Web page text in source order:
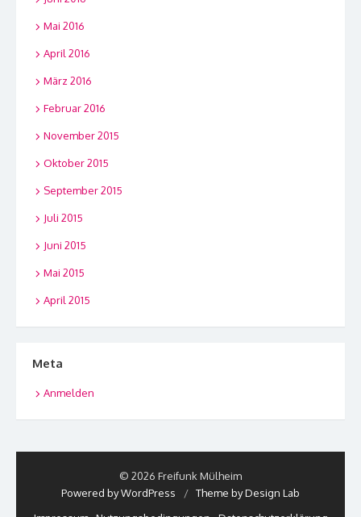
Mai 2016
April 2016
März 2016
Februar 2016
November 2015
Oktober 2015
September 2015
Juli 2015
Juni 2015
Mai 2015
April 2015
Meta
Anmelden
© 2026 Freifunk Mülheim
Powered by WordPress
/ Theme by Design Lab